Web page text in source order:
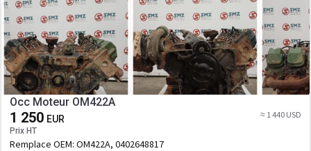
Occ Moteur OM422A
1 250 EUR
Prix HT
≈ 1 440 USD
Remplace OEM: OM422A, 0402648817